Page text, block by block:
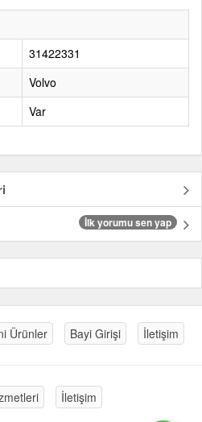
31422331
Volvo
Var
İlk yorumu sen yap
Ürünler Bayi Girişi İletişim
İletişim